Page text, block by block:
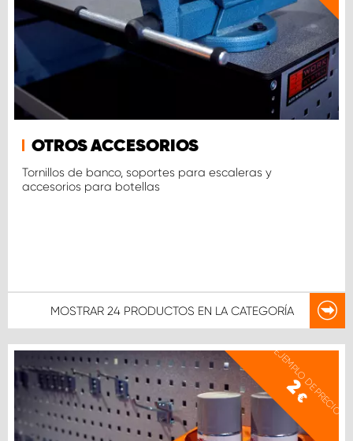
OTROS ACCESORIOS
Tornillos de banco, soportes para escaleras y
accesorios para botellas
MOSTRAR 24 PRODUCTOS EN LA CATEGORÍA
EJEMPLO DE PRECIO
2
€